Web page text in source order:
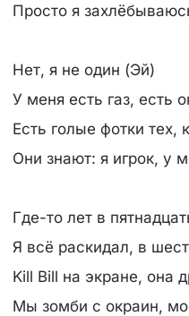
Просто я
Нет, я не один (Эй)
У меня есть газ, есть
Есть голые фотки тех,
Они знают: я игрок, у
Где-то лет в
Я всё раскидал, в
Kill Bill на экране, она
Мы зомби с окраин,